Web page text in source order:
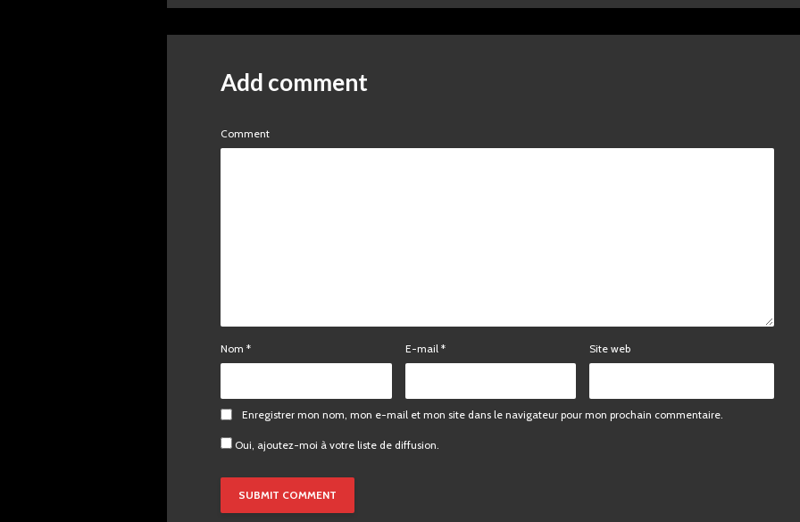
Ne manquez pas
nos vidéos !
Add comment
Comment
Nom * E-mail * Site web
Enregistrer mon nom, mon e-mail et mon site dans le navigateur pour mon prochain commentaire.
Oui, ajoutez-moi à votre liste de diffusion.